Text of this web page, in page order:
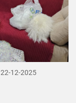
22-12-2025